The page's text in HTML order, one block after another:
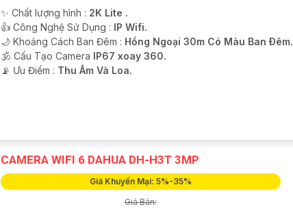
✨ Chất lượng hình : 2K Lite .
👍 Công Nghệ Sử Dụng : IP Wifi.
🌙 Khoảng Cách Ban Đêm : Hồng Ngoại 30m Có Màu Ban Ðêm.
🕉️ Cấu Tạo Camera IP67 xoay 360.
️📡 Ưu Điểm : Thu Âm Và Loa.
CAMERA WIFI 6 DAHUA DH-H3T 3MP
Giá Khuyến Mại: 5%-35%
Giá Bán: